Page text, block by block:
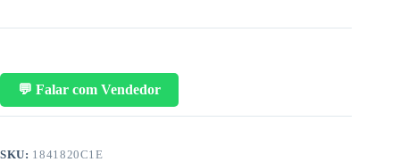
💬 Falar com Vendedor
SKU: 1841820C1E